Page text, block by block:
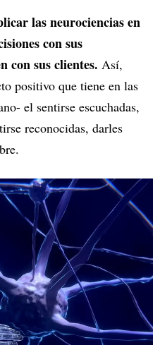
las neurociencias en
con sus
con sus clientes. Así,
positivo que tiene en las
el sentirse escuchadas,
reconocidas, darles